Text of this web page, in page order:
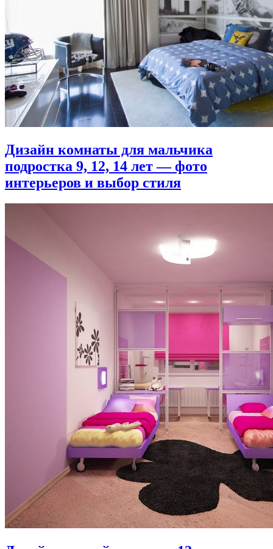
Дизайн комнаты для мальчика
подростка 9, 12, 14 лет — фото
интерьеров и выбор стиля